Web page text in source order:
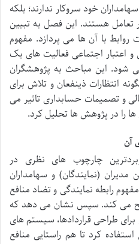
خود سروکار ندارند؛ بلکه
تعامل هستند. این فصل به تبیین
با آن ها می پردازد. مفهوم
اعتبار اجتماعی فعالیت های یک
شود. این مباحث به پژوهشگران
انتظارات ذینفعان و تلاش برای
و تصمیمات حسابداری تاثیر می
ها را در پژوهش ها تحلیل کرد.
چارچوب های نظری در
(نمایندگان) و سهامداران
رابطه نمایندگی و تضاد منافع
می کند. سپس نشان می دهد که
طراحی قراردادها، سیستم های
کرد تا هم راستایی منافع